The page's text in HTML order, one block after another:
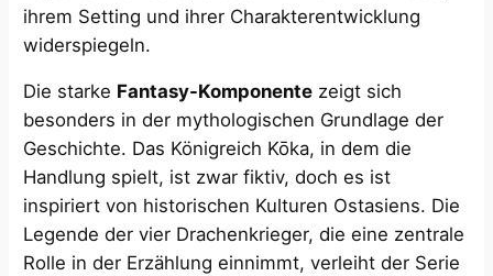
ihrem Setting und ihrer Charakterentwicklung
widerspiegeln.
Die starke Fantasy-Komponente zeigt sich
besonders in der mythologischen Grundlage der
Geschichte. Das Königreich Kōka, in dem die
Handlung spielt, ist zwar fiktiv, doch es ist
inspiriert von historischen Kulturen Ostasiens. Die
Legende der vier Drachenkrieger, die eine zentrale
Rolle in der Erzählung einnimmt, verleiht der Serie